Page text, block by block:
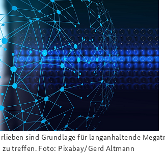
Das
sind Grundlage für langanhaltende
treffen. Foto: Pixabay/Gerd Altmann